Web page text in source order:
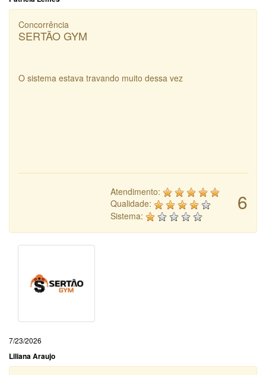
Concorrência
SERTÃO GYM
O sistema estava travando muito dessa vez
6
Atendimento:
Qualidade:
Sistema:
7/23/2026
Liliana Araujo